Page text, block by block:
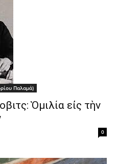
Παλαμά)
Ὁμιλία εἰς τὴν
0